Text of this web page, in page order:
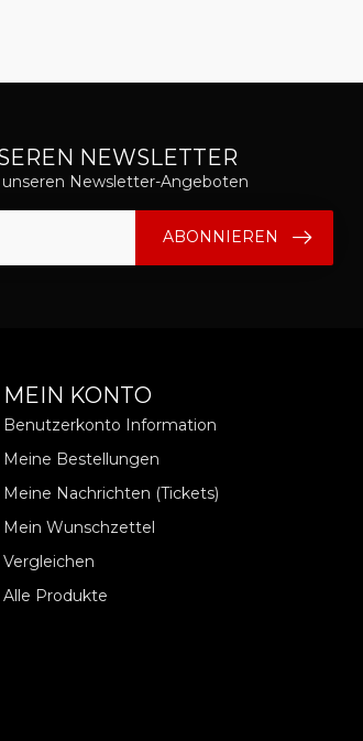
NEWSLETTER
Newsletter-Angeboten
ABONNIEREN
MEIN KONTO
Benutzerkonto Information
Meine Bestellungen
Meine Nachrichten (Tickets)
Mein Wunschzettel
Vergleichen
Alle Produkte